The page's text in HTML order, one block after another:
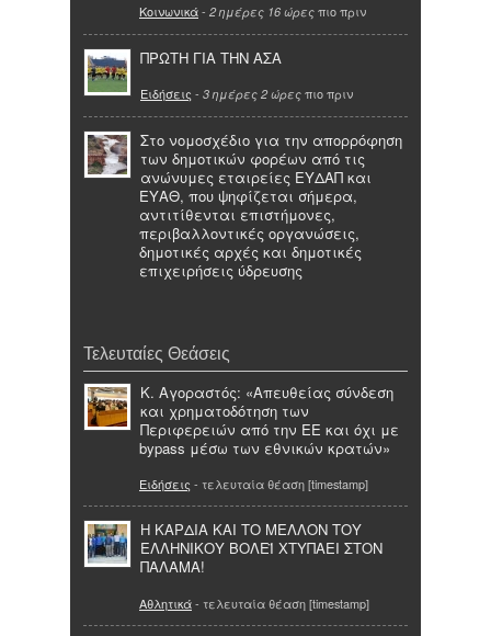
Κοινωνικά- 2 ημέρες 16 ώρες πιο πριν
ΠΡΩΤΗ ΓΙΑ ΤΗΝ ΑΣΑ
Ειδήσεις - 3 ημέρες 2 ώρες πιο πριν
Στο νομοσχέδιο για την απορρόφηση
των δημοτικών φορέων από τις
ανώνυμες εταιρείες ΕΥΔΑΠ και
ΕΥΑΘ, που ψηφίζεται σήμερα,
αντιτίθενται επιστήμονες,
περιβαλλοντικές οργανώσεις,
δημοτικές αρχές και δημοτικές
επιχειρήσεις ύδρευσης
Τελευταίες Θεάσεις
Κ. Αγοραστός: «Απευθείας σύνδεση
και χρηματοδότηση των
Περιφερειών από την ΕΕ και όχι με
bypass μέσω των εθνικών κρατών»
Ειδήσεις - τελευταία θέαση [timestamp]
Η ΚΑΡΔΙΑ ΚΑΙ ΤΟ ΜΕΛΛΟΝ ΤΟΥ
ΕΛΛΗΝΙΚΟΥ ΒΟΛΕΪ ΧΤΥΠΑΕΙ ΣΤΟΝ
ΠΑΛΑΜΑ!
Αθλητικά- τελευταία θέαση [timestamp]